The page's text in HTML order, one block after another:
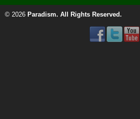
© 2026 Paradism. All Rights Reserved.